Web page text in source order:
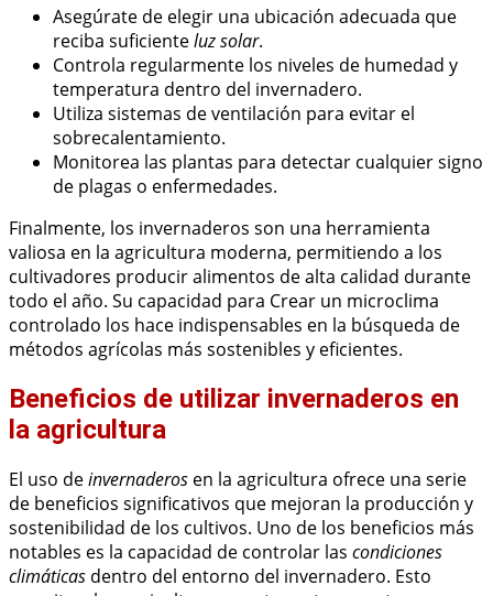
Asegúrate de elegir una ubicación adecuada que
reciba suficienteluz solar.
Controla regularmente los niveles de humedad y
temperatura dentro del invernadero.
Utiliza sistemas de ventilación para evitar el
sobrecalentamiento.
Monitorea las plantas para detectar cualquier signo
de plagas o enfermedades.
Finalmente, los invernaderos son una herramienta
valiosa en la agricultura moderna, permitiendo a los
cultivadores producir alimentos de alta calidad durante
todo el año. Su capacidad para Crear un microclima
controlado los hace indispensables en la búsqueda de
métodos agrícolas más sostenibles y eficientes.
Beneficios de utilizar invernaderos en
la agricultura
El uso deinvernaderos en la agricultura ofrece una serie
de beneficios significativos que mejoran la producción y
sostenibilidad de los cultivos. Uno de los beneficios más
notables es la capacidad de controlar las condiciones
climáticas dentro del entorno del invernadero. Esto